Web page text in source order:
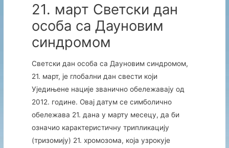
21. март Светски дан
особа са Дауновим
синдромом
Светски дан особа са Дауновим синдромом,
21. март, је глобални дан свести који
Уједињене нације званично обележавају од
2012. године. Овај датум се симболично
обележава 21. дана у марту месецу, да би
означио карактеристичну трипликацију
(тризомију) 21. хромозома, која узрокује